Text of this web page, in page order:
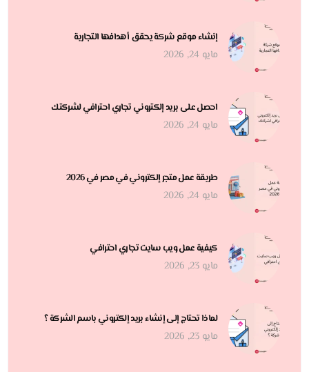
إنشاء موقع شركة يحقق أهدافها التجارية
مايو 24, 2026
احصل على بريد إلكتروني تجاري احترافي لشركتك
مايو 24, 2026
طريقة عمل متجر إلكتروني في مصر في 2026
مايو 24, 2026
كيفية عمل ويب سايت تجاري احترافي
مايو 23, 2026
لماذا تحتاج إلى إنشاء بريد إلكتروني باسم الشركة ؟
مايو 23, 2026